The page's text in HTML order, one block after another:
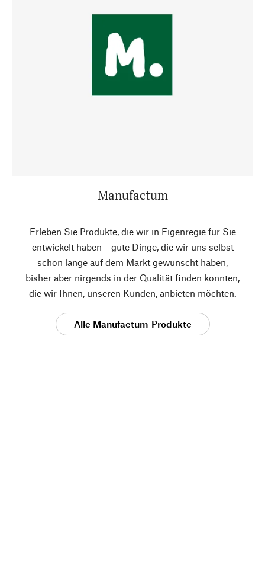
Manufactum
Erleben Sie Produkte, die wir in Eigenregie für Sie
entwickelt haben – gute Dinge, die wir uns selbst
schon lange auf dem Markt gewünscht haben,
bisher aber nirgends in der Qualität finden konnten,
die wir Ihnen, unseren Kunden, anbieten möchten.
Alle Manufactum-Produkte